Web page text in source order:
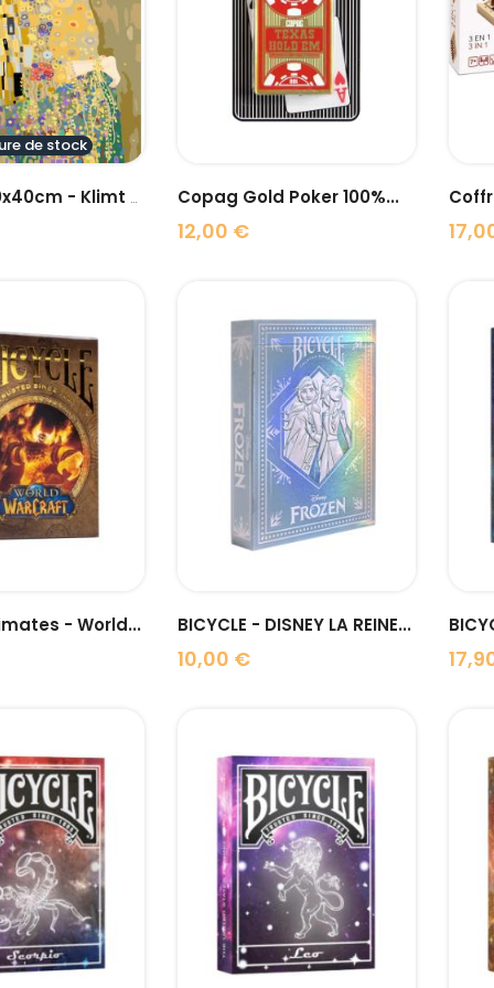
visibility
de stock
CreArt - 30x40cm - Klimt -...
visibility
Copag Gold Poker 100%...
12,00 €
Prix Prix
visibility
- World...
visibility
BICYCLE - DISNEY LA REINE...
10,00 €
Prix Prix
visibility visibility